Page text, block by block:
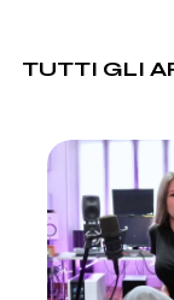
TUTTI GLI